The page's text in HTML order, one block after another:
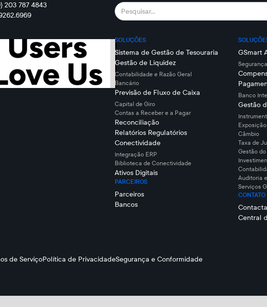
203 787 4843
SOLUÇÕES
Sistema de Gestão de Tesouraria
Gestão de Liquidez
Contabilidade e Razão Geral
Bancário
Previsão de Fluxo de Caixa
Capital de Giro
Contas a Receber e a Pagar
Reconciliação
Relatórios Regulatórios
Conectividade
Integração ERP
Biblioteca de Conectividade
Ativos Digitais
PARCEIROS
Parceiros
Bancos
GSmart
Banco
Gestão
Câmbio
Taxa de
Gestão
Auditoria
Serviços
CONTATO
Central
de ServiçoPolítica de PrivacidadeSegurança e Conformidade